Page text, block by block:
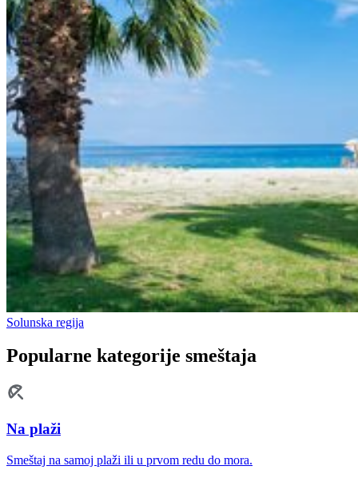
Solunska regija
Popularne kategorije smeštaja
Na plaži
Smeštaj na samoj plaži ili u prvom redu do mora.